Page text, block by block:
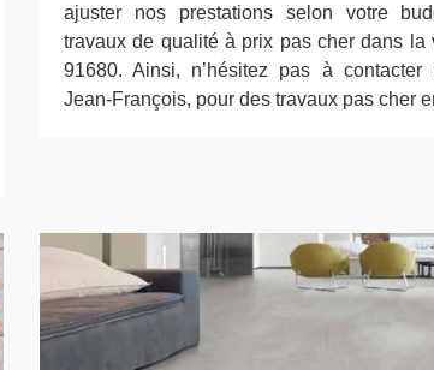
ajuster nos prestations selon votre
travaux de qualité à prix pas cher dans
91680. Ainsi, n’hésitez pas à contacter
Jean-François, pour des travaux pas cher